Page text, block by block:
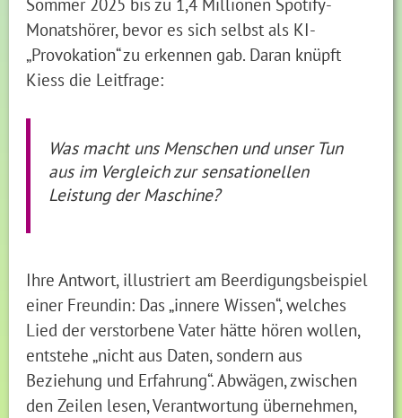
Monatshörer, bevor es sich selbst als KI-
„Provokation“ zu erkennen gab. Daran knüpft
Kiess die Leitfrage:
Was macht uns Menschen und unser Tun
aus im Vergleich zur sensationellen
Leistung der Maschine?
Ihre Antwort, illustriert am Beerdigungsbeispiel
einer Freundin: Das „innere Wissen“, welches
Lied der verstorbene Vater hätte hören wollen,
entstehe „nicht aus Daten, sondern aus
Beziehung und Erfahrung“. Abwägen, zwischen
den Zeilen lesen, Verantwortung übernehmen,